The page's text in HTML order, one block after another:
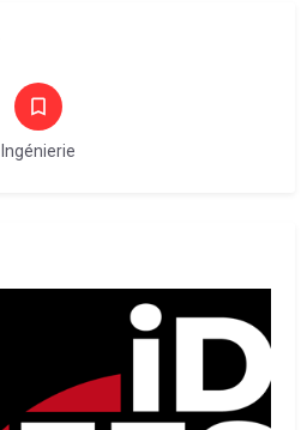
Ingénierie